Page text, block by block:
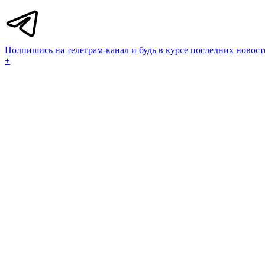
Подпишись на телеграм-канал и будь в курсе последних
+